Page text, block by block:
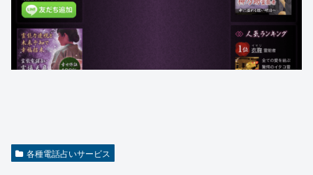
各種電話占いサービス